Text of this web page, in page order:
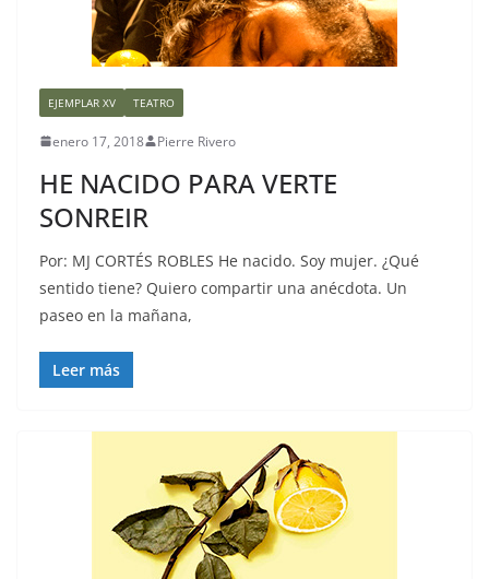
EJEMPLAR XV TEATRO
enero 17, 2018 Pierre Rivero
HE NACIDO PARA VERTE
SONREIR
Por: MJ CORTÉS ROBLES He nacido. Soy mujer. ¿Qué
sentido tiene? Quiero compartir una anécdota. Un
paseo en la mañana,
Leer más